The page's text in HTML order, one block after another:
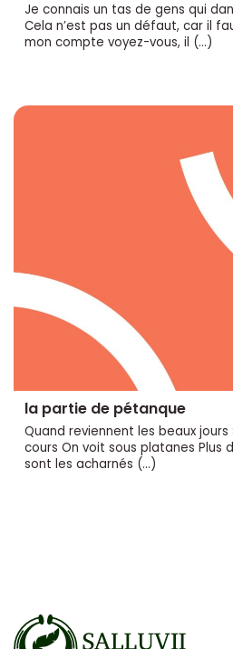
Je connais un tas de gens qui
Cela n’est pas un défaut, car il
mon compte voyez-vous, il (…)
la partie de pétanque
Quand reviennent les beaux
cours On voit sous platanes Plus
sont les acharnés (…)